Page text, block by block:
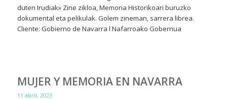
duten Irudiak» Zine zikloa, Memoria Historikoari buruzko
dokumental eta pelikulak. Golem zineman, sarrera librea.
Cliente: Gobierno de Navarra l Nafarroako Gobernua
MUJER Y MEMORIA EN NAVARRA
11 abril, 2023